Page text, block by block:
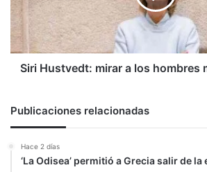
hombres
mirando
mujeres
Siri Hustvedt: mirar a los hombres
Publicaciones relacionadas
Hace 2 días
‘La Odisea’ permitió a Grecia salir de